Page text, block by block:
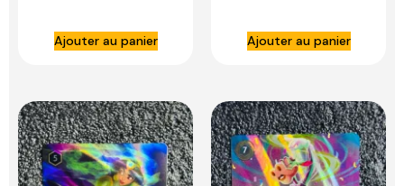
Ajouter au panier Ajouter au panier